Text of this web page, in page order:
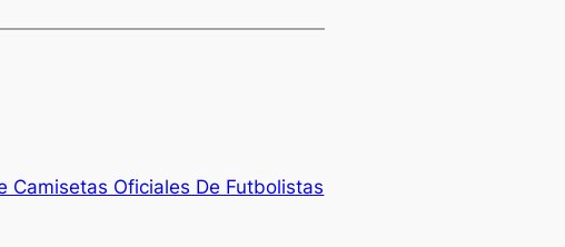
Camisetas Oficiales De Futbolistas